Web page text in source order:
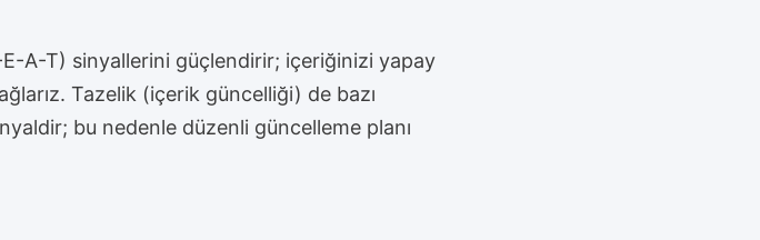
A-T) sinyallerini güçlendirir; içeriğinizi yapay
Tazelik (içerik güncelliği) de bazı
bu nedenle düzenli güncelleme planı